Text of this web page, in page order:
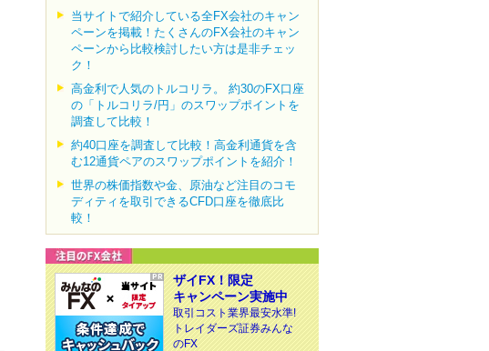
当サイトで紹介している全FX会社のキャン
ペーンを掲載！たくさんのFX会社のキャン
ペーンから比較検討したい方は是非チェッ
ク！
高金利で人気のトルコリラ。 約30のFX口座
の「トルコリラ/円」のスワップポイントを
調査して比較！
約40口座を調査して比較！高金利通貨を含
む12通貨ペアのスワップポイントを紹介！
世界の株価指数や金、原油など注目のコモ
ディティを取引できるCFD口座を徹底比
較！
ザイFX！限定
キャンペーン実施中
取引コスト業界最安水準!
トレイダーズ証券みんな
のFX